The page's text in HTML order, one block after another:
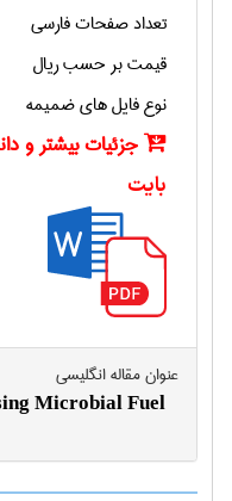
تعداد صفحات فارسی
قیمت بر حسب ریال
نوع فایل های ضمیمه
جزئیات بیشتر و
بایت
عنوان مقاله انگليسی
Microbial Fuel